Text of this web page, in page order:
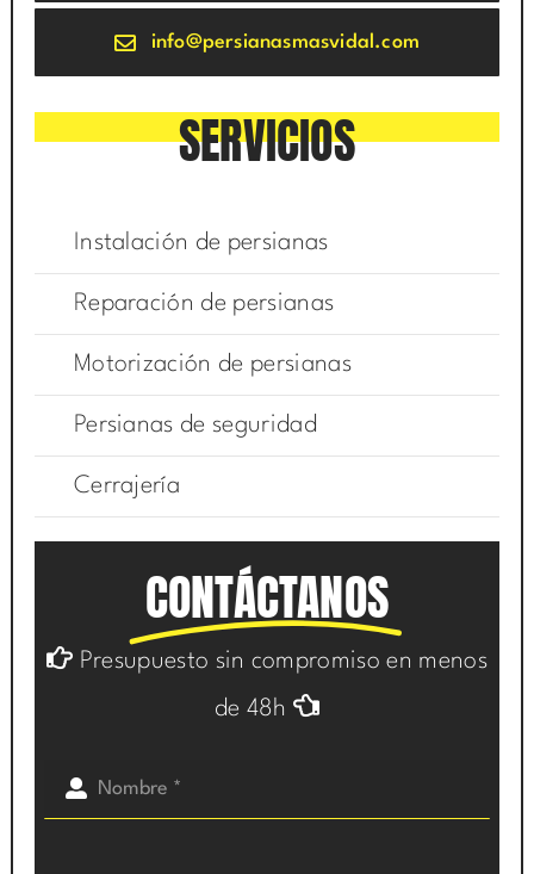
info@persianasmasvidal.com
SERVICIOS
Instalación de persianas
Reparación de persianas
Motorización de persianas
Persianas de seguridad
Cerrajería
CONTÁCTANOS
Presupuesto sin compromiso en menos
de 48h